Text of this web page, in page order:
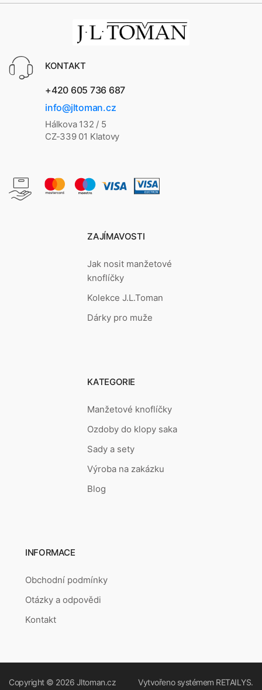
KONTAKT
+420 605 736 687
info@jltoman.cz
Hálkova 132 / 5
CZ-339 01 Klatovy
ZAJÍMAVOSTI
Jak nosit manžetové
knoflíčky
Kolekce J.L.Toman
Dárky pro muže
KATEGORIE
Manžetové knoflíčky
Ozdoby do klopy saka
Sady a sety
Výroba na zakázku
Blog
INFORMACE
Obchodní podmínky
Otázky a odpovědi
Kontakt
Copyright © 2026 Jltoman.cz Vytvořeno systémem RETAILYS.